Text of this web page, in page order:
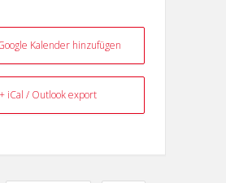
Kalender hinzufügen
+ iCal / Outlook export